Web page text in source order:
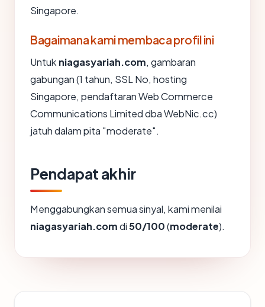
Singapore.
Bagaimana kami membaca profil ini
Untuk niagasyariah.com, gambaran
gabungan (1 tahun, SSL No, hosting
Singapore, pendaftaran Web Commerce
Communications Limited dba WebNic.cc)
jatuh dalam pita "moderate".
Pendapat akhir
Menggabungkan semua sinyal, kami menilai
niagasyariah.comdi50/100(moderate).